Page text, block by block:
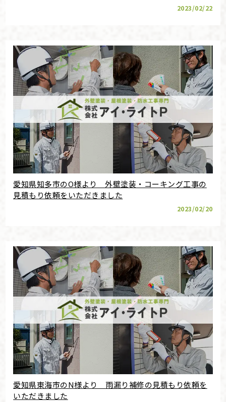
2023/02/22
愛知県知多市のO様より 外壁塗装・コーキング工事の
見積もり依頼をいただきました
2023/02/20
愛知県東海市のN様より 雨漏り補修の見積もり依頼を
いただきました